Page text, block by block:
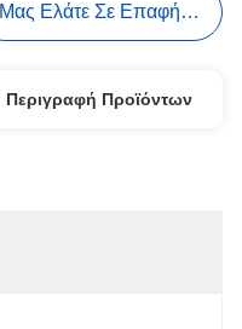
Μας Ελάτε Σε Επαφή Με
Περιγραφή Προϊόντων